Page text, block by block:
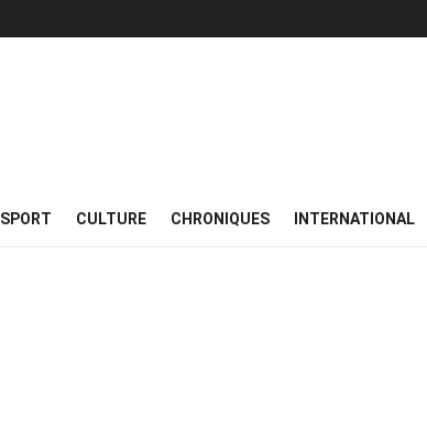
SPORT CULTURE CHRONIQUES INTERNATIONAL